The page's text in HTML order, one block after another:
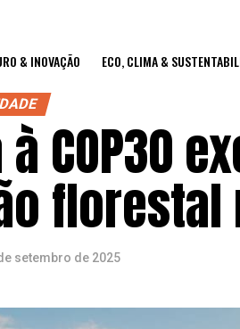
& INOVAÇÃO ECO, CLIMA &
COP30
florestal
setembro de 2025